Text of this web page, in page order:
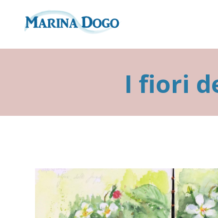
I fiori